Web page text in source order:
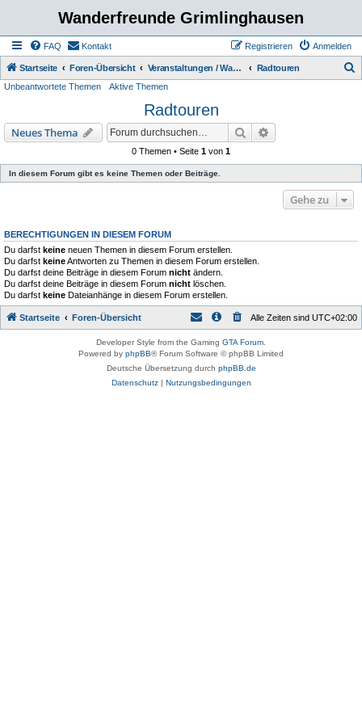
Wanderfreunde Grimlinghausen
FAQ Kontakt Anmelden
Registrieren
Startseite Foren-Übersicht Veranstaltungen / Wanderungen Radtouren
Unbeantwortete Themen Aktive Themen
Radtouren
Neues Thema Suche
0 Themen • Seite 1 von 1
In diesem Forum gibt es keine Themen oder Beiträge.
Gehe zu
BERECHTIGUNGEN IN DIESEM FORUM
Du darfst keine neuen Themen in diesem Forum erstellen.
Du darfst keineAntworten zu Themen in diesem Forum erstellen.
Du darfst deine Beiträge in diesem Forum nicht ändern.
Du darfst deine Beiträge in diesem Forum nicht löschen.
Du darfst keine Dateianhänge in diesem Forum erstellen.
Startseite Foren-Übersicht Alle Zeiten sind UTC+02:00
Developer Style from the Gaming GTA Forum
Powered by phpBB® Forum Software © phpBB Limited
Deutsche Übersetzung durch phpBB.de
Datenschutz| Nutzungsbedingungen